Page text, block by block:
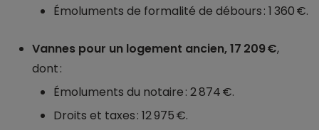
Émoluments de formalité de débours : 1 360 €.
Vannes pour un logement ancien, 17 209 €,
dont :
Émoluments du notaire : 2 874 €.
Droits et taxes : 12 975 €.